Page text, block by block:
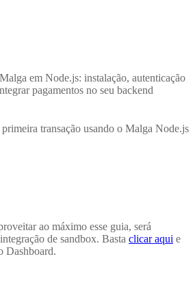
em Node.js: instalação, autenticação
pagamentos no seu backend
transação usando o Malga Node.js
ao máximo esse guia, será
de sandbox. Basta clicar aqui e
Dashboard.